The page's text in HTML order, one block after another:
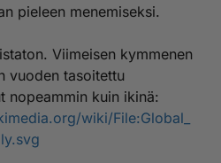
pieleen menemiseksi.
Viimeisen kymmenen
vuoden tasoitettu
nopeammin kuin ikinä:
wiki/File:Global_